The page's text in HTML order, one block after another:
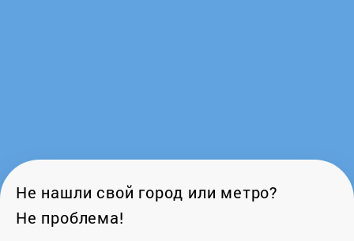
Не нашли свой город или метро?
Не проблема!